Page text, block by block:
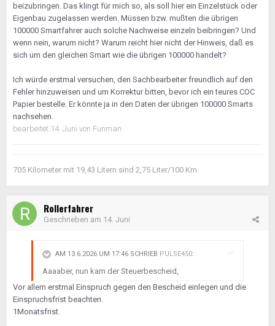
beizubringen. Das klingt für mich so, als soll hier ein Einzelstück oder
Eigenbau zugelassen werden. Müssen bzw. mußten die übrigen
100000 Smartfahrer auch solche Nachweise einzeln beibringen? Und
wenn nein, warum nicht? Warum reicht hier nicht der Hinweis, daß es
sich um den gleichen Smart wie die übrigen 100000 handelt?
Ich würde erstmal versuchen, den Sachbearbeiter freundlich auf den
Fehler hinzuweisen und um Korrektur bitten, bevor ich ein teures COC
Papier bestelle. Er könnte ja in den Daten der übrigen 100000 Smarts
nachsehen.
bearbeitet 14. Juni von Funman
705 Kilometer mit 19,43 Litern sind 2,75 Liter/100 Km.
Rollerfahrer
Geschrieben am 14. Juni
AM 13.6.2026 UM 17:46 SCHRIEB PULSE450:
Aaaaber, nun kam der Steuerbescheid,
Vor allem erstmal Einspruch gegen den Bescheid einlegen und die
Einspruchsfrist beachten.
1Monatsfrist.